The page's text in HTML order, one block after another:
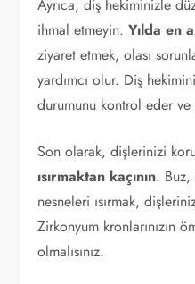
Ayrıca, diş hekiminizle
ihmal etmeyin.Yılda en
ziyaret etmek, olası
yardımcı olur. Diş
durumunu kontrol eder ve
Son olarak, dişlerinizi
ısırmaktan kaçının. Buz,
nesneleri ısırmak,
Zirkonyum kronlarınızın
olmalısınız.